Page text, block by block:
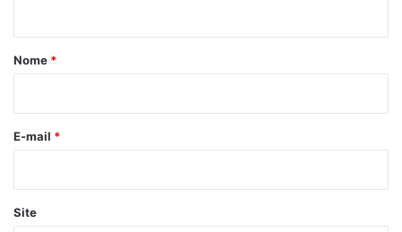
r
*
Nome *
E-mail *
Site